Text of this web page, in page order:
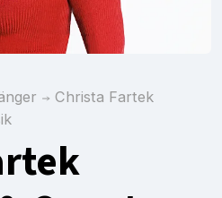
Christa Fartek